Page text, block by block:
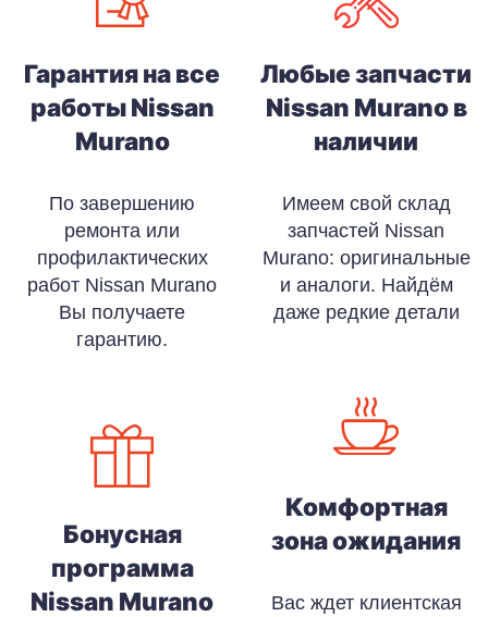
Гарантия на все
работы Nissan
Murano
По завершению
ремонта или
профилактических
работ Nissan Murano
Вы получаете
гарантию.
Бонусная
программа
Nissan Murano
Любые запчасти
Nissan Murano в
наличии
Имеем свой склад
запчастей Nissan
Murano: оригинальные
и аналоги. Найдём
даже редкие детали
Комфортная
зона ожидания
Вас ждет клиентская